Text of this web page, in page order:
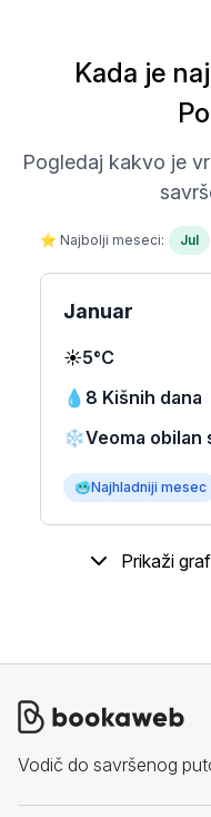
Kada je
Pogledaj kakvo je
⭐ Najbolji meseci: Jul
Januar
☀️5°C
💧 8 Kišnih dana
❄️Veoma obilan
🥶Najhladniji mesec
Prikaži
Vodič do savršenog